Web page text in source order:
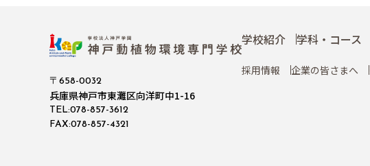
〒658-0032
兵庫県神戸市東灘区向洋町中1-16
TEL:078-857-3612
FAX:078-857-4321
学校紹介 学科・コース
採用情報 企業の皆さまへ